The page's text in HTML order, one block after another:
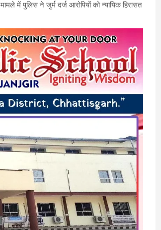
में पुलिस ने जुर्म दर्ज आरोपियों को न्यायिक हिरासत